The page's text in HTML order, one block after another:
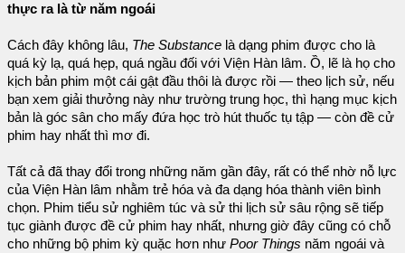
thực ra là từ năm ngoái
Cách đây không lâu, The Substance là dạng phim được cho là
quá kỳ lạ, quá hẹp, quá ngầu đối với Viện Hàn lâm. Ồ, lẽ là họ cho
kịch bản phim một cái gật đầu thôi là được rồi — theo lịch sử, nếu
bạn xem giải thưởng này như trường trung học, thì hạng mục kịch
bản là góc sân cho mấy đứa học trò hút thuốc tụ tập — còn đề cử
phim hay nhất thì mơ đi.
Tất cả đã thay đổi trong những năm gần đây, rất có thể nhờ nỗ lực
của Viện Hàn lâm nhằm trẻ hóa và đa dạng hóa thành viên bình
chọn. Phim tiểu sử nghiêm túc và sử thi lịch sử sâu rộng sẽ tiếp
tục giành được đề cử phim hay nhất, nhưng giờ đây cũng có chỗ
cho những bộ phim kỳ quặc hơn như Poor Things năm ngoái và